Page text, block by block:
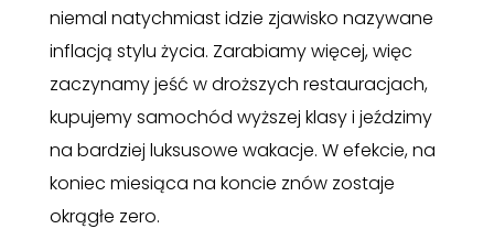
niemal natychmiast idzie zjawisko nazywane
inflacją stylu życia. Zarabiamy więcej, więc
zaczynamy jeść w droższych restauracjach,
kupujemy samochód wyższej klasy i jeździmy
na bardziej luksusowe wakacje. W efekcie, na
koniec miesiąca na koncie znów zostaje
okrągłe zero.